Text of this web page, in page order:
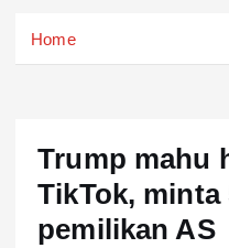
Home
Trump mahu
TikTok, minta
pemilikan AS